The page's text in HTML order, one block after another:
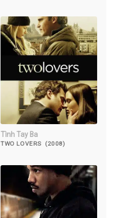
Tình Tay Ba
TWO LOVERS (2008)